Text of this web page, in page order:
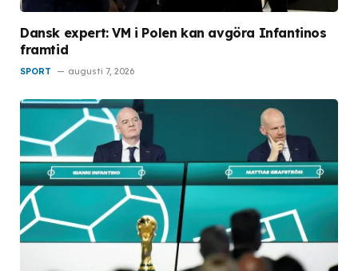
Dansk expert: VM i Polen kan avgöra Infantinos
framtid
SPORT augusti 7, 2026